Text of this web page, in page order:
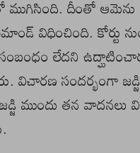
దీంతో ఆమెను
విధించింది. కోర్టు
లేదని
విచారణ సందర్భంగా
ముందు తన